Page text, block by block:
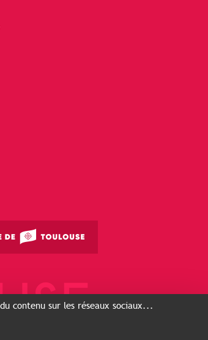
contenu sur les réseaux sociaux...